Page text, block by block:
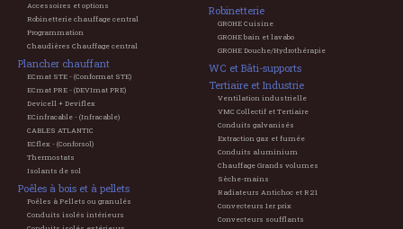
Accessoires et options
Robinetterie chauffage central
Programmation
Chaudières Chauffage central
Plancher chauffant
ECmat STE - (Conformat STE)
ECmat PRE - (DEVImat PRE)
Devicell + Deviflex
ECinfracable - (Infracable)
CABLES ATLANTIC
ECflex - (Conforsol)
Thermostats
Isolants de sol
Poêles à bois et à pellets
Poêles à Pellets ou granulés
Conduits isolés intérieurs
Robinetterie
GROHE Cuisine
GROHE bain et lavabo
GROHE Douche/Hydrothérapie
WC et Bâti-supports
Tertiaire et Industrie
Ventilation industrielle
VMC Collectif et Tertiaire
Conduits galvanisés
Extraction gaz et fumée
Conduits aluminium
Chauffage Grands volumes
Sèche-mains
Radiateurs Antichoc et R21
Convecteurs 1er prix
Convecteurs soufflants